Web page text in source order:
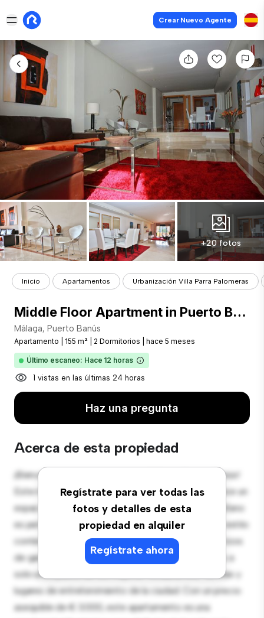
Crear Nuevo Agente
+20 fotos
Inicio Apartamentos Urbanización Villa Parra Palomeras
Middle Floor Apartment in Puerto Banús
Málaga, Puerto Banús
Apartamento 155 m² 2 Dormitorios hace 5 meses
Último escaneo: Hace 12 horas
1 vistas en las últimas 24 horas
Haz una pregunta
Acerca de esta propiedad
Regístrate para ver todas las
fotos y detalles de esta
propiedad en alquiler
Regístrate ahora
¡Bienvenido a tu nuevo hogar en Málaga, Puerto Banús!
Este moderno apartamento de 2 habitaciones ofrece un
espacio de vida elegante y acogedor. El diseño diáfano
es perfecto para el entretenimiento, y la cocina de estilo
contemporáneo está equipada con electrodomésticos
de gama alta. Con su ubicación privilegiada, estarás a
solo unos pasos de los mejores restaurantes, tiendas y
lugares de entretenimiento de la ciudad. Con un precio
asequible de € 3.000, este apartamento es una